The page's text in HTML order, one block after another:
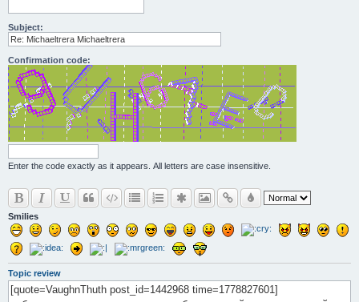
Subject:
Confirmation code:
Enter the code exactly as it appears. All letters are case insensitive.
Smilies
Topic review